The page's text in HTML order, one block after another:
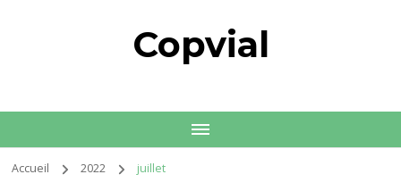
Copvial
Accueil 2022 juillet